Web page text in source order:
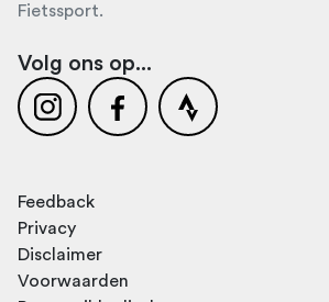
Fietssport.
Volg ons op...
Feedback
Privacy
Disclaimer
Voorwaarden